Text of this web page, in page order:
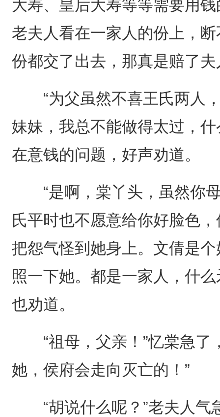
大寿、皇后大寿等等需要用
老夫人看在一家人的份上，
份都交了出去，那真是赔了
“为父虽然不喜王氏两人，
妹妹，我总不能做得太过，
在意钱的问题，好声劝道。
“是啊，棠丫头，虽然你母
氏平时也不愿意给你好脸色
把怨气怪到她身上。文倩是
照一下她。都是一家人，什
也劝道。
“祖母，父亲！”忆棠急了
她，侯府会走向灭亡的！”
“胡说什么呢？”老夫人气